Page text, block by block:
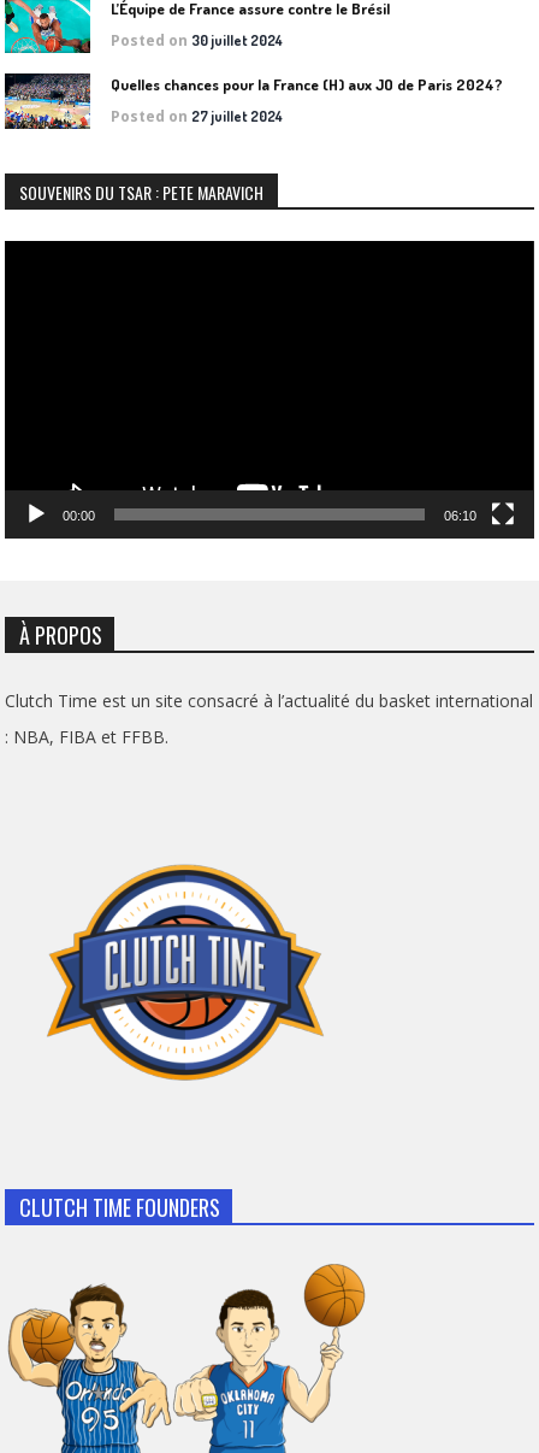
L’Équipe de France assure contre le Brésil
Posted on 30 juillet 2024
Quelles chances pour la France (H) aux JO de Paris 2024?
Posted on 27 juillet 2024
SOUVENIRS DU TSAR : PETE MARAVICH
00:00 06:10
À PROPOS
Clutch Time est un site consacré à l’actualité du basket international
: NBA, FIBA et FFBB.
CLUTCH TIME FOUNDERS